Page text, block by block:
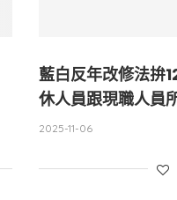
藍白反年改修法拚
休人員跟現職人員
2025-11-06